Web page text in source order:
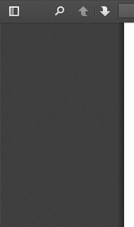
Toggle
PreviousNext